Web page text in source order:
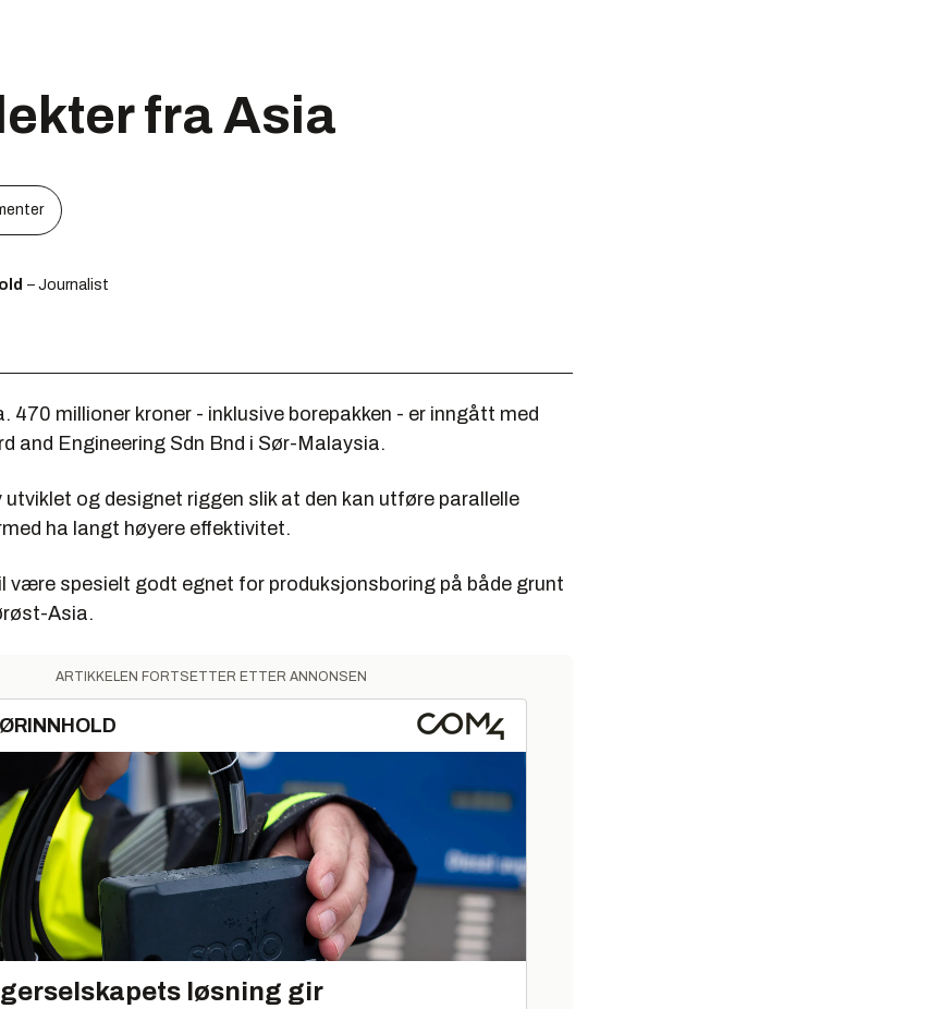
fra Asia
– Journalist
470 millioner kroner - inklusive borepakken - er inngått med
and Engineering Sdn Bnd i Sør-Malaysia.
utviklet og designet riggen slik at den kan utføre parallelle
ha langt høyere effektivitet.
være spesielt godt egnet for produksjonsboring på både grunt
Asia.
ARTIKKELEN FORTSETTER ETTER ANNONSEN
løsning gir